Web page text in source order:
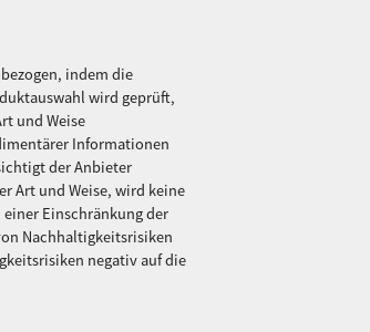
indem die
wird geprüft,
und Weise
Informationen
der Anbieter
Art und Weise, wird keine
Einschränkung der
Nachhaltigkeitsrisiken
negativ auf die